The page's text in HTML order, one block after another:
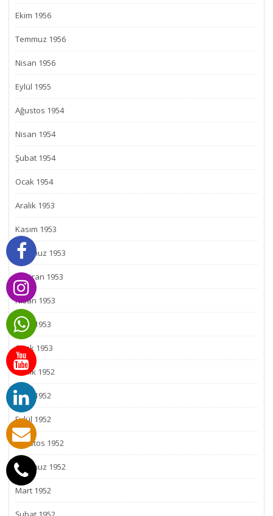
Ekim 1956
Temmuz 1956
Nisan 1956
Eylül 1955
Ağustos 1954
Nisan 1954
Şubat 1954
Ocak 1954
Aralık 1953
Kasım 1953
Temmuz 1953
Haziran 1953
Nisan 1953
Mart 1953
Ocak 1953
Aralık 1952
Ekim 1952
Eylül 1952
Ağustos 1952
Temmuz 1952
Mart 1952